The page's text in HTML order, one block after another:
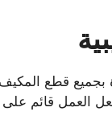
بجميع قطع
العمل قائم